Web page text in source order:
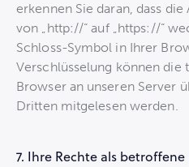
erkennen Sie daran, dass
von „http://“ auf „https://“
Schloss-Symbol in Ihrer
Verschlüsselung können die
Browser an unseren Server
Dritten mitgelesen werden.
7. Ihre Rechte als betroffene